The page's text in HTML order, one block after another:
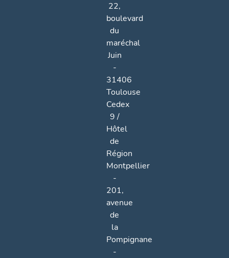
22,
boulevard
du
maréchal
Juin
-
31406
Toulouse
Cedex
9 /
Hôtel
de
Région
Montpellier
-
201,
avenue
de
la
Pompignane
-